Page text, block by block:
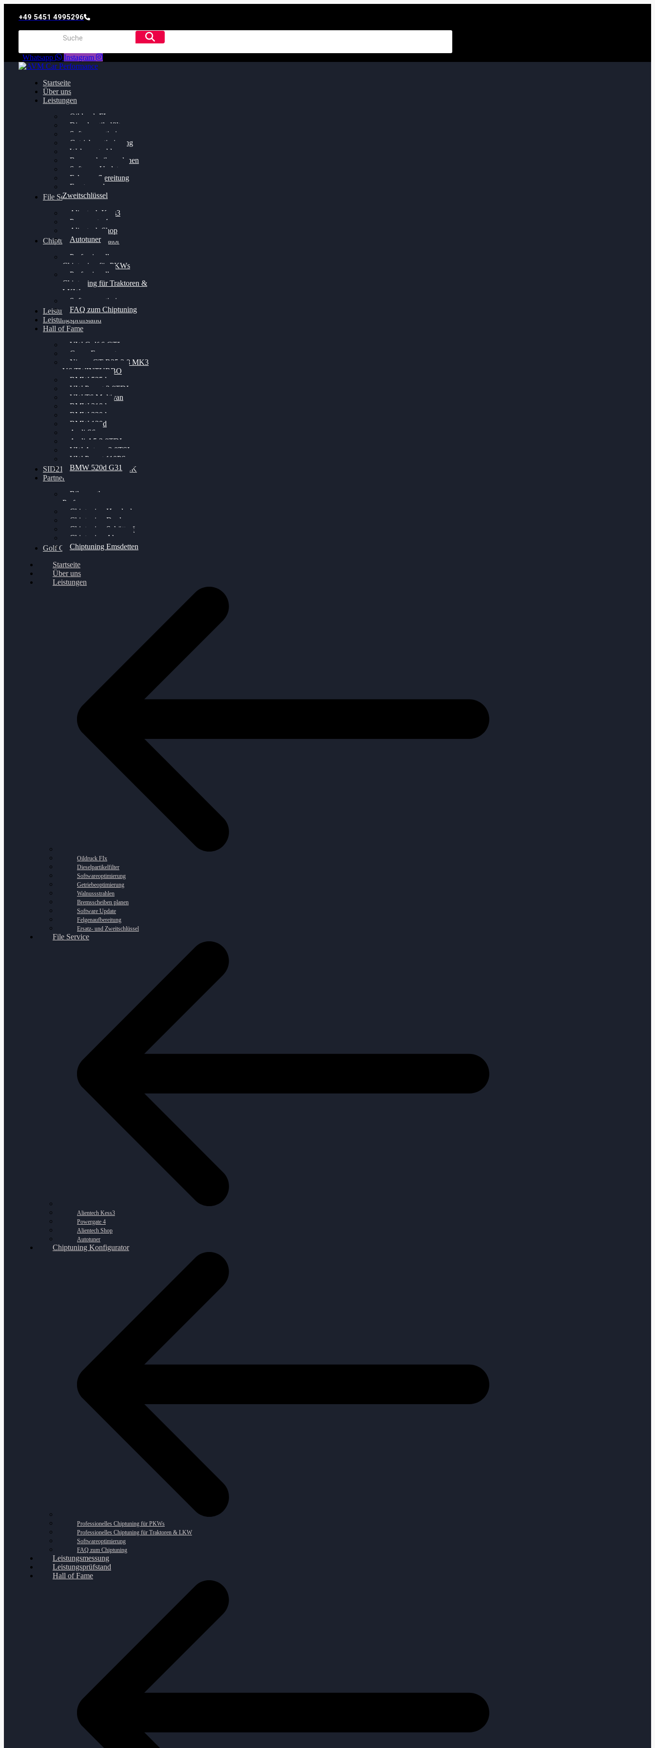
+49 5451 4995296
Whatsapp Instagram
Startseite
Über uns
Leistungen
Oildruck FIx
Dieselpartikelfilter
Softwareoptimierung
Getriebeoptimierung
Walnussstrahlen
Bremsscheiben planen
Software Update
Felgenaufbereitung
Ersatz- und
Zweitschlüssel
File Service
Alientech Kess3
Powergate 4
Alientech Shop
Autotuner
Chiptuning Konfigurator
Professionelles
Chiptuning für PKWs
Professionelles
Chiptuning für Traktoren &
LKW
Softwareoptimierung
FAQ zum Chiptuning
Leistungsmessung
Leistungsprüfstand
Hall of Fame
VW Golf 6 GTI
Cupra Formentor
Nissan GT-R35 3.8 MK3
V6 TWINTURBO
BMW 525d
VW Passat 2.0TDI
VW T6 Multivan
BMW 318d
BMW 320d
BMW 120d
Audi S6
Audi A5 3.0TDI
VW Arteon 2.0TSI
VW Passat 110PS
BMW 520d G31
SID212 / 212EVO UNLOCK
Partner
Bilgenroth
Performance
Chiptuning Herzlacke
Chiptuning Duelmen
Chiptuning Schüttorf
Chiptuning Ahaus
Chiptuning Emsdetten
Golf Gewinnspiel
Startseite
Über uns
Leistungen
Oildruck FIx
Dieselpartikelfilter
Softwareoptimierung
Getriebeoptimierung
Walnussstrahlen
Bremsscheiben planen
Software Update
Felgenaufbereitung
Ersatz- und Zweitschlüssel
File Service
Alientech Kess3
Powergate 4
Alientech Shop
Autotuner
Chiptuning Konfigurator
Professionelles Chiptuning für PKWs
Professionelles Chiptuning für Traktoren & LKW
Softwareoptimierung
FAQ zum Chiptuning
Leistungsmessung
Leistungsprüfstand
Hall of Fame